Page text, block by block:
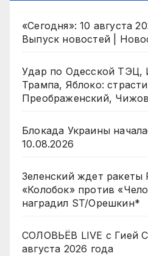
«Сегодня»: 10 августа
Выпуск новостей |
Удар по Одесской ТЭЦ,
Трампа, Яблоко:
Преображенский, Чижов
Блокада Украины
10.08.2026
Зеленский ждет ракеты
«Колобок» против
наградил ST/Орешкин*
СОЛОВЬЁВ LIVE с Гией
августа 2026 года